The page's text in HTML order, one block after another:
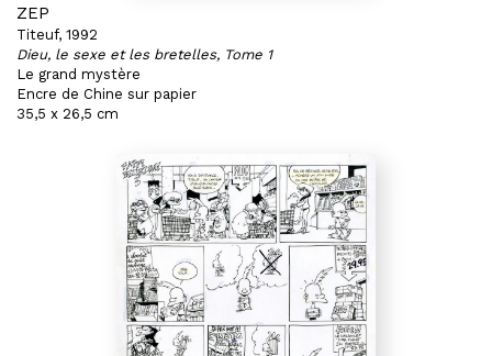
ZEP
Titeuf, 1992
Dieu, le sexe et les bretelles, Tome 1
Le grand mystère
Encre de Chine sur papier
35,5 x 26,5 cm